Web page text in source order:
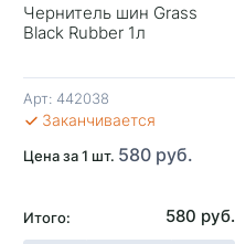
Чернитель шин Grass
Black Rubber 1л
Арт: 442038
Заканчивается
Цена за 1 шт. 580 руб.
Итого: 580 руб.